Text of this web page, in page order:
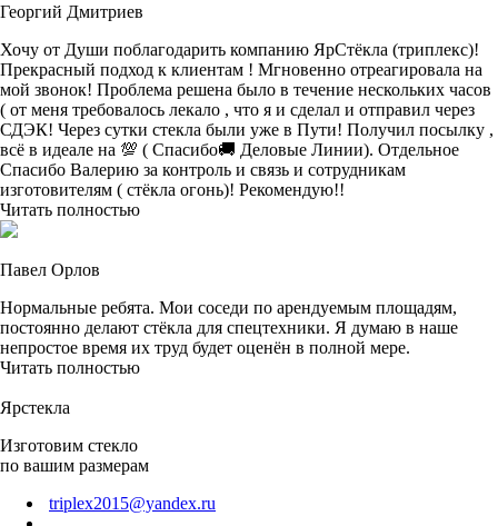
Георгий Дмитриев
Хочу от Души поблагодарить компанию ЯрСтёкла (триплекс)!
Прекрасный подход к клиентам ! Мгновенно отреагировала на
мой звонок! Проблема решена было в течение нескольких часов
( от меня требовалось лекало , что я и сделал и отправил через
СДЭК! Через сутки стекла были уже в Пути! Получил посылку ,
всё в идеале на 💯 ( Спасибо🚚 Деловые Линии). Отдельное
Спасибо Валерию за контроль и связь и сотрудникам
изготовителям ( стёкла огонь)! Рекомендую!!
Читать полностью
Павел Орлов
Нормальные ребята. Мои соседи по арендуемым площадям,
постоянно делают стёкла для спецтехники. Я думаю в наше
непростое время их труд будет оценён в полной мере.
Читать полностью
Ярстекла
Изготовим стекло
по вашим размерам
triplex2015@yandex.ru